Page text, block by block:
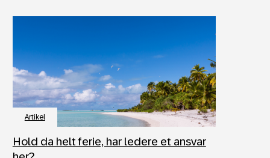
Artikel
Hold da helt ferie, har ledere et ansvar